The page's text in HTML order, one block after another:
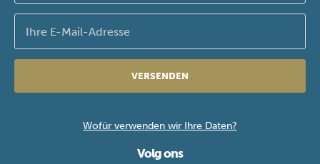
VERSENDEN
Wofür verwenden wir Ihre Daten?
Volg ons